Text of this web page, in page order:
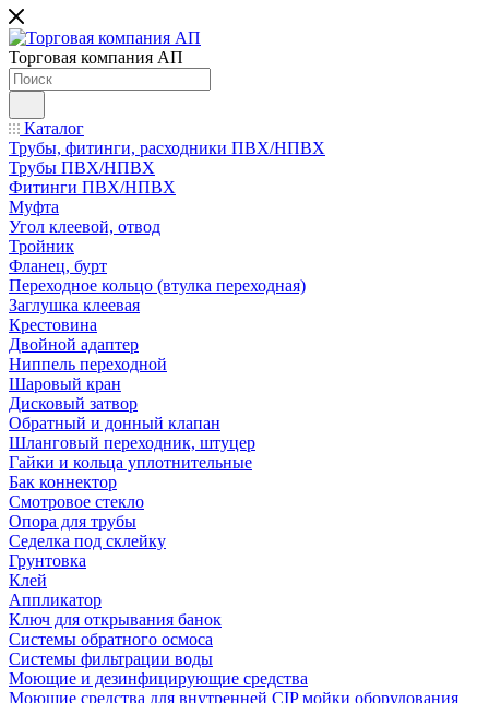
Торговая компания АП
Каталог
Трубы, фитинги, расходники ПВХ/НПВХ
Трубы ПВХ/НПВХ
Фитинги ПВХ/НПВХ
Муфта
Угол клеевой, отвод
Тройник
Фланец, бурт
Переходное кольцо (втулка переходная)
Заглушка клеевая
Крестовина
Двойной адаптер
Ниппель переходной
Шаровый кран
Дисковый затвор
Обратный и донный клапан
Шланговый переходник, штуцер
Гайки и кольца уплотнительные
Бак коннектор
Смотровое стекло
Опора для трубы
Седелка под склейку
Грунтовка
Клей
Аппликатор
Ключ для открывания банок
Системы обратного осмоса
Системы фильтрации воды
Моющие и дезинфицирующие средства
Моющие средства для внутренней CIP мойки оборудования